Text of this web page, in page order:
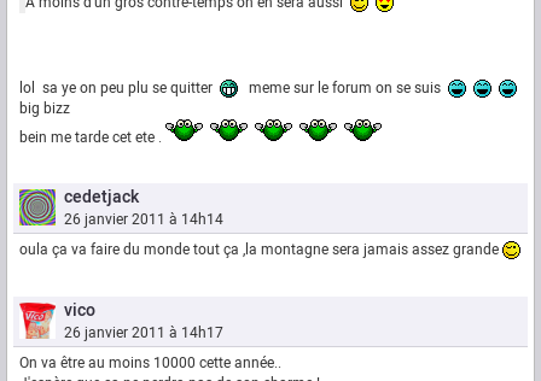
lol sa ye on peu plu se quitter
meme sur le forum on se suis
big bizz
bein me tarde cet ete .
cedetjack
26 janvier 2011 à 14h14
oula ça va faire du monde tout ça ,la montagne sera jamais assez grande
vico
26 janvier 2011 à 14h17
On va être au moins 10000 cette année..